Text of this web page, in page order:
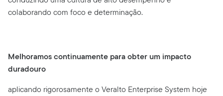
colaborando com foco e determinação.
Melhoramos continuamente para obter um impacto
duradouro
aplicando rigorosamente o Veralto Enterprise System hoje